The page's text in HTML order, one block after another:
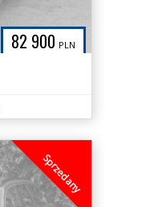
82 900 PLN
Sprzedany